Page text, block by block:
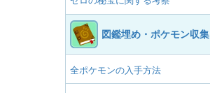
図鑑埋め・ポケモン収集
全ポケモンの入手方法